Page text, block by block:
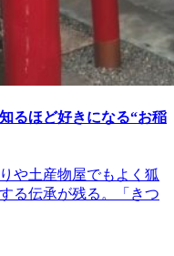
るほど好きになる“お稲
や土産物屋でもよく狐
る伝承が残る。「きつ